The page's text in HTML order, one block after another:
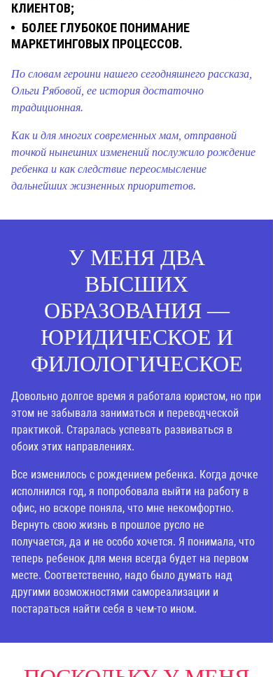
КЛИЕНТОВ;
БОЛЕЕ ГЛУБОКОЕ ПОНИМАНИЕ
МАРКЕТИНГОВЫХ ПРОЦЕССОВ.
По словам героини нашего сегодняшнего рассказа,
Ольги Рябовой, ее история достаточно
традиционная.
Как и для многих современных мам, отправной
точкой нынешних изменений послужило рождение
ребенка и как следствие переосмысление
дальнейших жизненных приоритетов.
У МЕНЯ ДВА
ВЫСШИХ
ОБРАЗОВАНИЯ —
ЮРИДИЧЕСКОЕ И
ФИЛОЛОГИЧЕСКОЕ
Довольно долгое время я работала юристом, но при
этом не забывала заниматься и переводческой
практикой. Старалась успевать развиваться в
обоих этих направлениях.
Все изменилось с рождением ребенка. Когда дочке
исполнился год, я попробовала выйти на работу в
офис, но вскоре поняла, что мне некомфортно.
Вернуть свою жизнь в прошлое русло не
получается, да и не особо хочется. Я понимала, что
теперь ребенок для меня всегда будет на первом
месте. Соответственно, надо было думать над
другими возможностями самореализации и
постараться найти себя в чем-то ином.